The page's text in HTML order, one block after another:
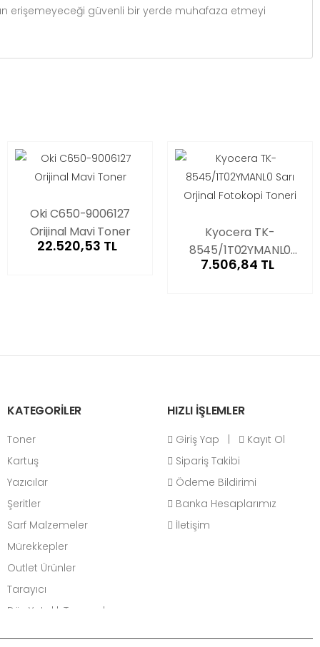
erişemeyeceği güvenli bir yerde muhafaza etmeyi
Oki C650-9006127
Orijinal Mavi Toner
22.520,53 TL
Kyocera TK-
8545/1T02YMANL0
Sarı Orjinal Fotokopi
7.506,84 TL
KATEGORİLER
Toner
Kartuş
Yazıcılar
Şeritler
Sarf Malzemeler
Mürekkepler
Outlet Ürünler
Tarayıcı
Düz Yataklı Tarayıcılar
HIZLI İŞLEMLER
Giriş Yap
Kayıt Ol
Sipariş Takibi
Ödeme Bildirimi
Banka Hesaplarımız
İletişim